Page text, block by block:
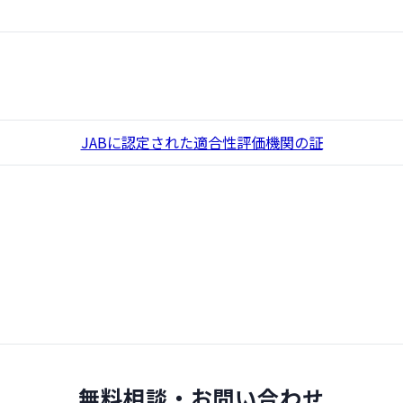
JABに認定された適合性評価機関の証